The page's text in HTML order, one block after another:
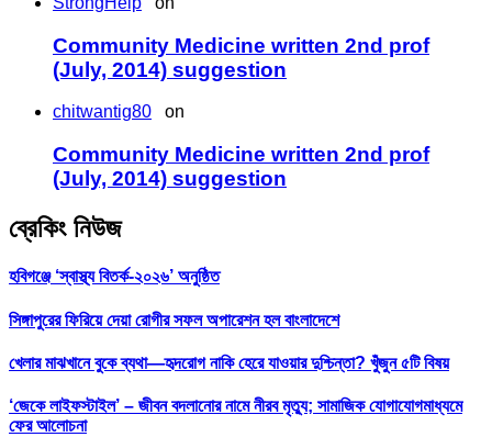
Community Medicine written 2nd prof
(July, 2014) suggestion
chitwantig80 on
Community Medicine written 2nd prof
(July, 2014) suggestion
ব্রেকিং নিউজ
হবিগঞ্জে ‘স্বাস্থ্য বিতর্ক-২০২৬’ অনুষ্ঠিত
সিঙ্গাপুরের ফিরিয়ে দেয়া রোগীর সফল অপারেশন হল বাংলাদেশে
খেলার মাঝখানে বুকে ব্যথা—হৃদরোগ নাকি হেরে যাওয়ার দুশ্চিন্তা? খুঁজুন ৫টি বিষয়
‘জেকে লাইফস্টাইল’ – জীবন বদলানোর নামে নীরব মৃত্যু; সামাজিক যোগাযোগমাধ্যমে
ফের আলোচনা